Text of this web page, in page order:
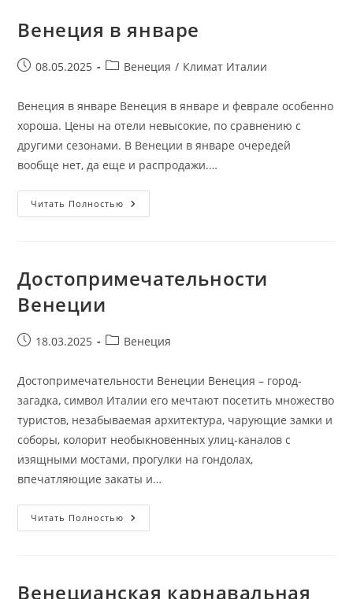
Венеция в январе
Запись08.05.2025
Рубрика
Венеция / Климат Италии
Венеция в январе Венеция в январе и феврале особенно
хороша. Цены на отели невысокие, по сравнению с
другими сезонами. В Венеции в январе очередей
вообще нет, да еще и распродажи.…
Читать Полностью Венеция
В
Достопримечательности
Венеции
Запись18.03.2025
Рубрика
Венеция
Достопримечательности Венеции Венеция – город-
загадка, символ Италии его мечтают посетить множество
туристов, незабываемая архитектура, чарующие замки и
соборы, колорит необыкновенных улиц-каналов с
изящными мостами, прогулки на гондолах,
впечатляющие закаты и…
Читать Полностью Достопримечательности
Венеции
Венецианская карнавальная